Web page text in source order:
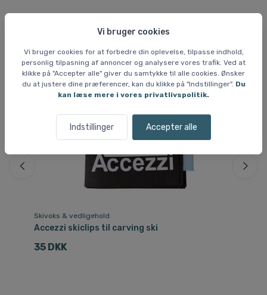
Vi bruger cookies
Vi bruger cookies for at forbedre din oplevelse, tilpasse indhold,
personlig tilpasning af annoncer og analysere vores trafik. Ved at
klikke på "Accepter alle" giver du samtykke til alle cookies. Ønsker
du at justere dine præferencer, kan du klikke på "Indstillinger". Du
kan læse mere i vores privatlivspolitik.
Indstillinger Accepter alle
Lignende varer
Skivoks & vedligehold
Accezzi skiclips til carving ski
35 DKK